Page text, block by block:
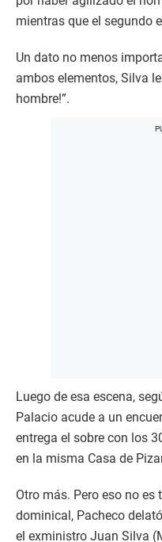
mientras que el segundo
Un dato no menos
ambos elementos, Silva
hombre!”.
Luego de esa escena,
Palacio acude a un
entrega el sobre con los
en la misma Casa de
Otro más. Pero eso no es
dominical, Pacheco
el exministro Juan Silva